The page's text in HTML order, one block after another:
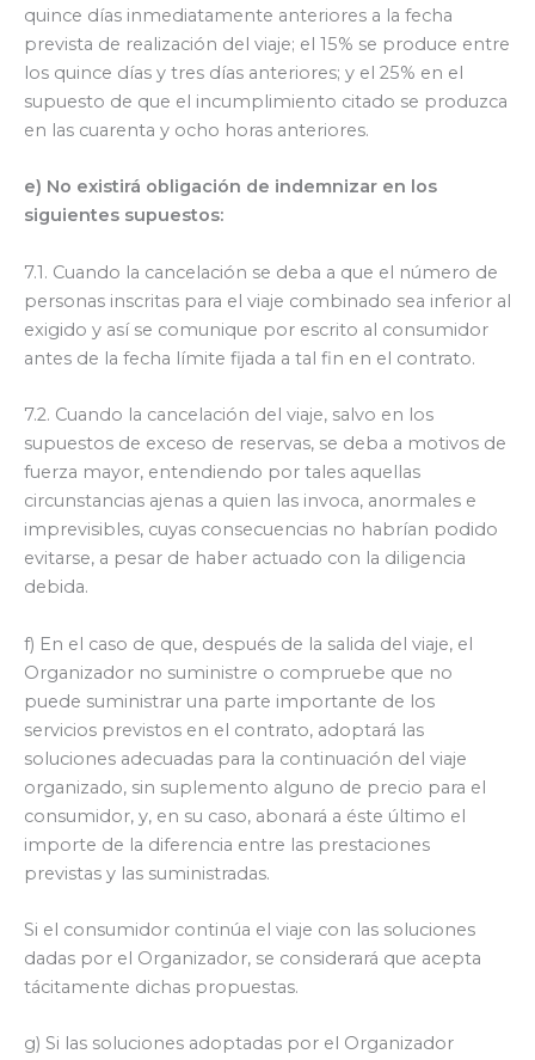
quince días inmediatamente anteriores a la fecha
prevista de realización del viaje; el 15% se produce entre
los quince días y tres días anteriores; y el 25% en el
supuesto de que el incumplimiento citado se produzca
en las cuarenta y ocho horas anteriores.
e) No existirá obligación de indemnizar en los
siguientes supuestos:
7.1. Cuando la cancelación se deba a que el número de
personas inscritas para el viaje combinado sea inferior al
exigido y así se comunique por escrito al consumidor
antes de la fecha límite fijada a tal fin en el contrato.
7.2. Cuando la cancelación del viaje, salvo en los
supuestos de exceso de reservas, se deba a motivos de
fuerza mayor, entendiendo por tales aquellas
circunstancias ajenas a quien las invoca, anormales e
imprevisibles, cuyas consecuencias no habrían podido
evitarse, a pesar de haber actuado con la diligencia
debida.
f) En el caso de que, después de la salida del viaje, el
Organizador no suministre o compruebe que no
puede suministrar una parte importante de los
servicios previstos en el contrato, adoptará las
soluciones adecuadas para la continuación del viaje
organizado, sin suplemento alguno de precio para el
consumidor, y, en su caso, abonará a éste último el
importe de la diferencia entre las prestaciones
previstas y las suministradas.
Si el consumidor continúa el viaje con las soluciones
dadas por el Organizador, se considerará que acepta
tácitamente dichas propuestas.
g) Si las soluciones adoptadas por el Organizador